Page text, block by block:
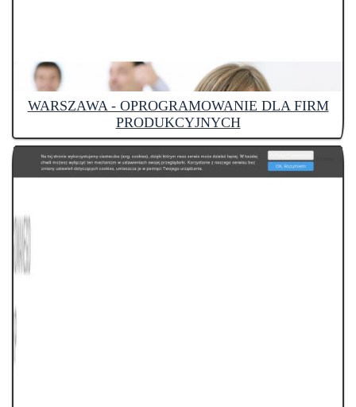
WARSZAWA - OPROGRAMOWANIE DLA FIRM
PRODUKCYJNYCH